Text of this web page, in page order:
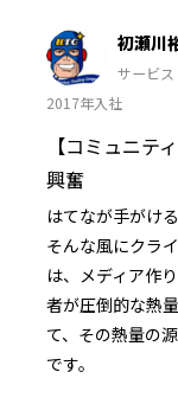
初瀬川
サービ
2017年入社
【コミュニテ
興奮
はてなが手がけ
そんな風にクラ
は、メディア作
者が圧倒的な熱
て、その熱量の
です。